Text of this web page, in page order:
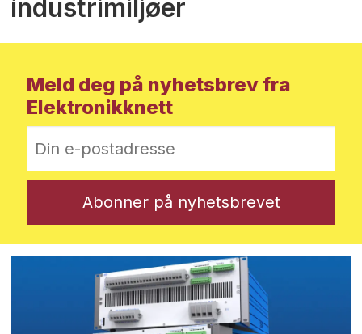
industrimiljøer
Meld deg på nyhetsbrev fra
Elektronikknett